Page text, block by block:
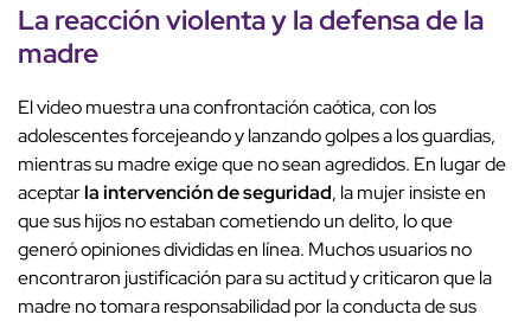
La reacción violenta y la defensa de la
madre
El video muestra una confrontación caótica, con los
adolescentes forcejeando y lanzando golpes a los guardias,
mientras su madre exige que no sean agredidos. En lugar de
aceptarla intervención de seguridad, la mujer insiste en
que sus hijos no estaban cometiendo un delito, lo que
generó opiniones divididas en línea. Muchos usuarios no
encontraron justificación para su actitud y criticaron que la
madre no tomara responsabilidad por la conducta de sus